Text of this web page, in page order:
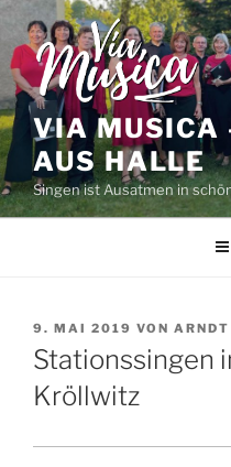
Zum
Inhalt
springen
VIA MUSICA
AUS HALLE
Singen ist Ausatmen in
VERÖFFENTLICHT
AM
9. MAI 2019 VON ARNDT
Stationssingen
Kröllwitz